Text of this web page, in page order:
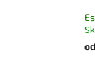
od